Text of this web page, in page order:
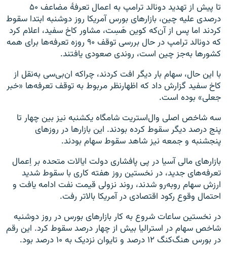
تا پیش از تهدید دونالد ترامپ به اعمال تعرفهٔ مضاعف ۵۰
درصدی علیه چین، بازارهای بورس آمریکا روز دوشنبه ابتدا سقوط
کردند اما پس از آن‌که کوین هَسِت، مشاور کاخ سفید، اعلام کرد
که دونالد ترامپ در حال بررسی توقف ۹۰ روزه تعرفه‌ها برای همه
کشورها به‌جز چین است، روندی صعودی یافتند.
با این حال، سهام‌ بار دیگر افت کردند، چراکه ان‌بی‌سی به‌نقل از
کاخ سفید گزارش داد که اظهارنظر مربوط به توقف تعرفه‌ها «خبر
جعلی» بوده است.
سه شاخص اصلی وال‌استریت شامگاه یکشنبه نیز بین چهار تا
پنج درصد دیگر سقوط کرده بودند. این بازارها در روزهای
پنجشنبه و جمعه نیز شاهد سقوط سهام بودند.
بازارهای مالی آسیا در پی پافشاری دولت ایالات متحده بر اِعمال
تعرفه‌های جدید، در نخستین روز هفته کاری با سقوط شدید
ارزش سهام روبه‌رو شدند، روند نزولی قیمت نفت ادامه یافت و
احتمال وقوع رکود اقتصادی در آمریکا بالاتر رفت.
در نخستین ساعات شروع به کار بازارهای بورس در روز دوشنبه
شاخص سهام در استرالیا بیش از چهار درصد سقوط کرد. این رقم
در بورس‌ هنگ‌کنگ ۱۲ درصد و تایوان نزدیک به ۱۰ درصد بود.